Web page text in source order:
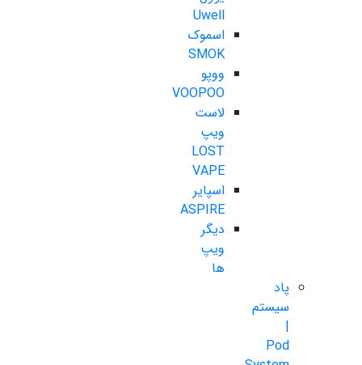
Uwell
اسموک
SMOK
ووپو
VOOPOO
لاست
ویپ
LOST
VAPE
اسپایر
ASPIRE
دیگر
ویپ
ها
پاد
سیستم
|
Pod